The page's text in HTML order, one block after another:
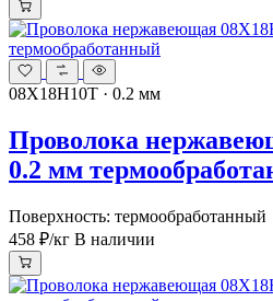
08Х18Н10Т · 0.2 мм
Проволока
0.2 мм
Поверхность: термообработанный
458 ₽/кг В наличии